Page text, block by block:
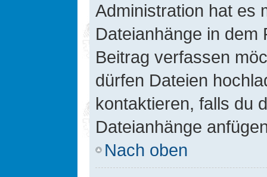
Administration hat es
Dateianhänge in dem
Beitrag verfassen
dürfen Dateien
kontaktieren, falls du
Dateianhänge
Nach oben